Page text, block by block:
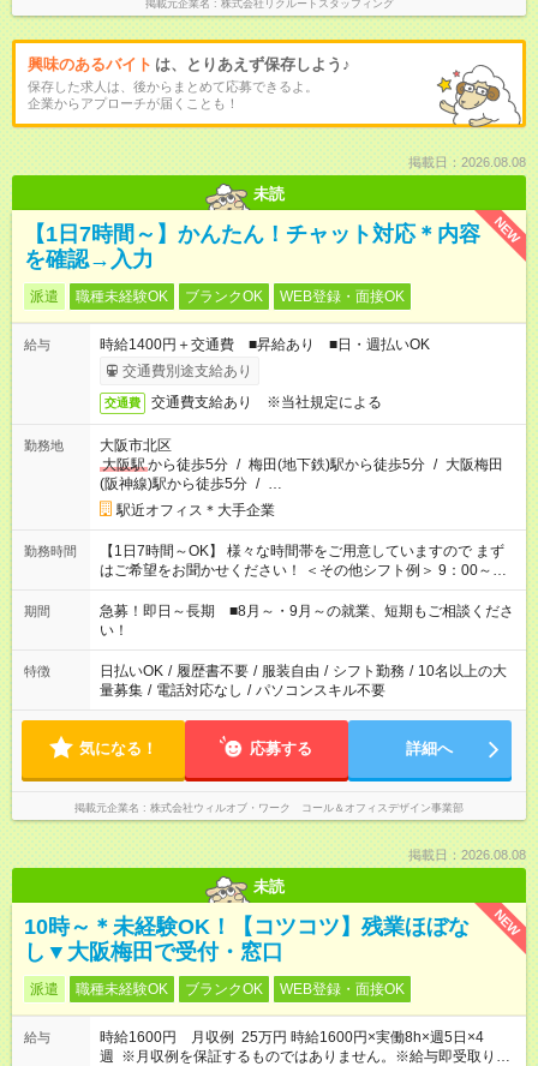
掲載元企業名 株式会社リクルートスタッフィング
興味のあるバイト は、とりあえず保存しよう♪
保存した求人は、後からまとめて応募できるよ。
企業からアプローチが届くことも！
掲載日：2026.08.08
未読
NEW
【1日7時間～】かんたん！チャット対応＊内容
を確認→入力
派遣 職種未経験OK ブランクOK WEB登録・面接OK
給与
時給1400円＋交通費 ■昇給あり ■日・週払いOK
交通費別途支給あり
交通費 交通費支給あり ※当社規定による
勤務地
大阪市北区
大阪駅から徒歩5分 / 梅田(地下鉄)駅から徒歩5分 / 大阪梅田
(阪神線)駅から徒歩5分 / …
駅近オフィス＊大手企業
勤務時間
【1日7時間～OK】 様々な時間帯をご用意していますので まず
はご希望をお聞かせください！ ＜その他シフト例＞ 9：00～
17：00 11：00～20：00 などなど！その他のお時間もOKです！
期間
急募！即日～長期 ■8月～・9月～の就業、短期もご相談くださ
い！
特徴 日払いOK / 履歴書不要 / 服装自由 / シフト勤務 / 10名以上の大
量募集 / 電話対応なし / パソコンスキル不要
気になる！ 応募する 詳細へ
掲載元企業名 株式会社ウィルオブ・ワーク コール＆オフィスデザイン事業部
掲載日：2026.08.08
未読
NEW
10時～＊未経験OK！【コツコツ】残業ほぼな
し▼大阪梅田で受付・窓口
派遣 職種未経験OK ブランクOK WEB登録・面接OK
給与
時給1600円 月収例 25万円 時給1600円×実働8h×週5日×4
週 ※月収例を保証するものではありません。※給与即受取りサ